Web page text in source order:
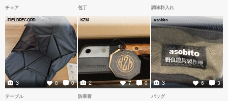
チェア
FIELDRECORD
8 0
3
包丁
KZM
7 0
2
調味料入れ
asobito
6 3
3
テーブル 防寒着 バッグ